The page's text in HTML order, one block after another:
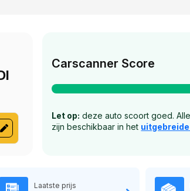
Carscanner Score
Let op: deze auto scoort goed.
zijn beschikbaar in het
Laatste prijs